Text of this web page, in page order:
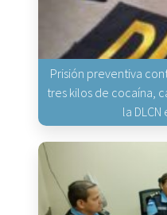
Prisión preventiva
tres kilos de cocaína,
la